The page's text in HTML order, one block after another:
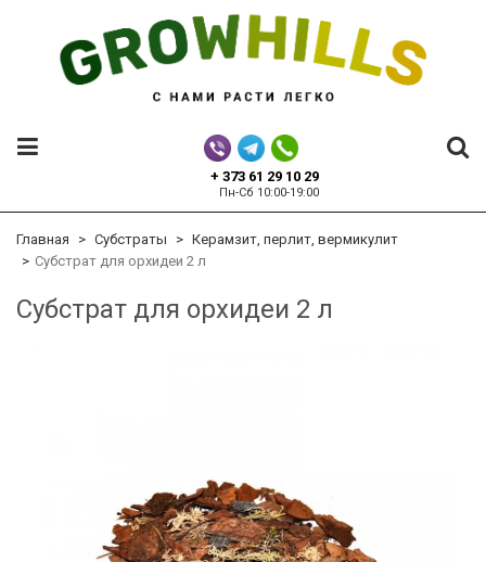
+ 373 61 29 10 29
Пн-Сб 10:00-19:00
Главная Субстраты
Керамзит, перлит, вермикулит
Субстрат для орхидеи 2 л
Субстрат для орхидеи 2 л